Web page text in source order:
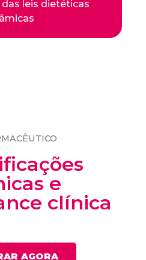
leis dietéticas
e
clínica
AGORA